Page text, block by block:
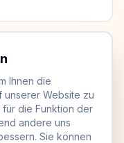
Ihnen die
unserer Website zu
die Funktion der
andere uns
Sie können